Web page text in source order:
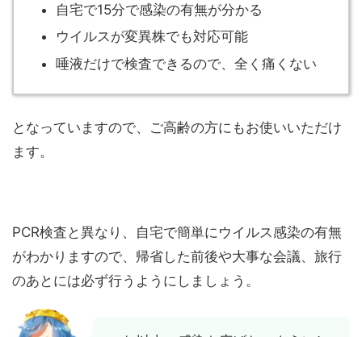
自宅で15分で感染の有無が分かる
ウイルスが変異株でも対応可能
唾液だけで検査できるので、全く痛くない
となっていますので、ご高齢の方にもお使いいただけ
ます。
PCR検査と異なり、自宅で簡単にウイルス感染の有無
がわかりますので、帰省した前後や大事な会議、旅行
のあとには必ず行うようにしましょう。